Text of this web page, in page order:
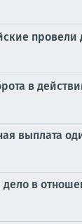
в
выплата
дело в